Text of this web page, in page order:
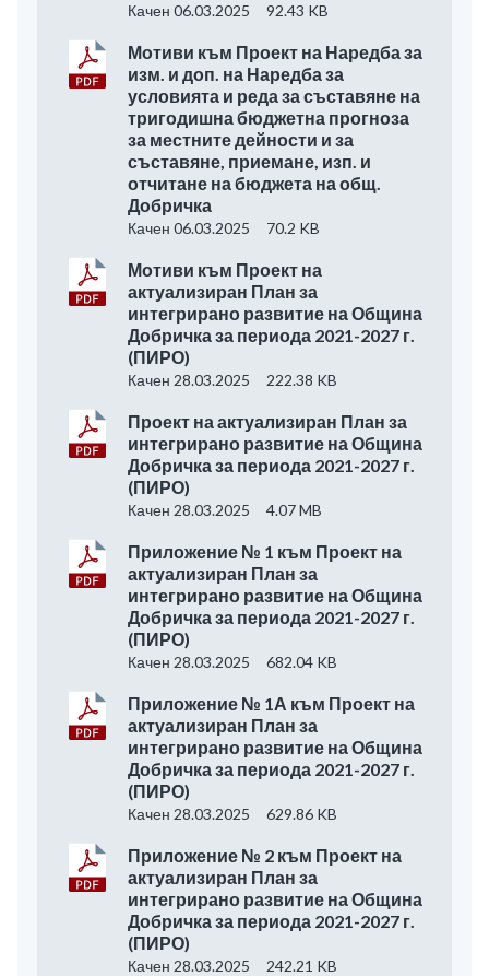
Качен 06.03.2025 92.43 KB
Мотиви към Проект на Наредба за
изм. и доп. на Наредба за
условията и реда за съставяне на
тригодишна бюджетна прогноза
за местните дейности и за
съставяне, приемане, изп. и
отчитане на бюджета на общ.
Добричка
Качен 06.03.2025 70.2 KB
Мотиви към Проект на
актуализиран План за
интегрирано развитие на Община
Добричка за периода 2021-2027 г.
(ПИРО)
Качен 28.03.2025 222.38 KB
Проект на актуализиран План за
интегрирано развитие на Община
Добричка за периода 2021-2027 г.
(ПИРО)
Качен 28.03.2025 4.07 MB
Приложение № 1 към Проект на
актуализиран План за
интегрирано развитие на Община
Добричка за периода 2021-2027 г.
(ПИРО)
Качен 28.03.2025 682.04 KB
Приложение № 1А към Проект на
актуализиран План за
интегрирано развитие на Община
Добричка за периода 2021-2027 г.
(ПИРО)
Качен 28.03.2025 629.86 KB
Приложение № 2 към Проект на
актуализиран План за
интегрирано развитие на Община
Добричка за периода 2021-2027 г.
(ПИРО)
Качен 28.03.2025 242.21 KB